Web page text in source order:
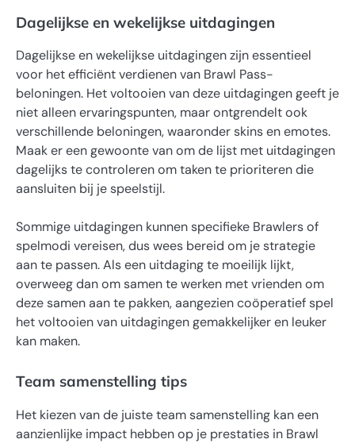
Dagelijkse en wekelijkse uitdagingen
Dagelijkse en wekelijkse uitdagingen zijn essentieel
voor het efficiënt verdienen van Brawl Pass-
beloningen. Het voltooien van deze uitdagingen geeft je
niet alleen ervaringspunten, maar ontgrendelt ook
verschillende beloningen, waaronder skins en emotes.
Maak er een gewoonte van om de lijst met uitdagingen
dagelijks te controleren om taken te prioriteren die
aansluiten bij je speelstijl.
Sommige uitdagingen kunnen specifieke Brawlers of
spelmodi vereisen, dus wees bereid om je strategie
aan te passen. Als een uitdaging te moeilijk lijkt,
overweeg dan om samen te werken met vrienden om
deze samen aan te pakken, aangezien coöperatief spel
het voltooien van uitdagingen gemakkelijker en leuker
kan maken.
Team samenstelling tips
Het kiezen van de juiste team samenstelling kan een
aanzienlijke impact hebben op je prestaties in Brawl